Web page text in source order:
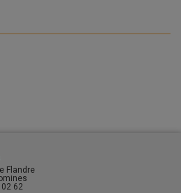
Flandre
02 62